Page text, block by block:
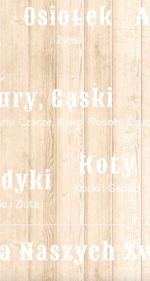
Osiołek
Zynia
Gąski
Czacze, Koko, Rosoły,
i Ziuta
Koty
Koćki i Garfild
Naszych